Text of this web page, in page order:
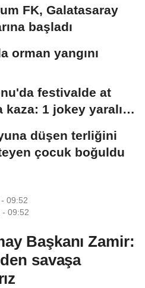
FK, Galatasaray
başladı
orman yangını
festivalde at
kaza: 1 jokey yaralı,
düşen terliğini
çocuk boğuldu
09:52
- 09:52
Başkanı Zamir:
savaşa